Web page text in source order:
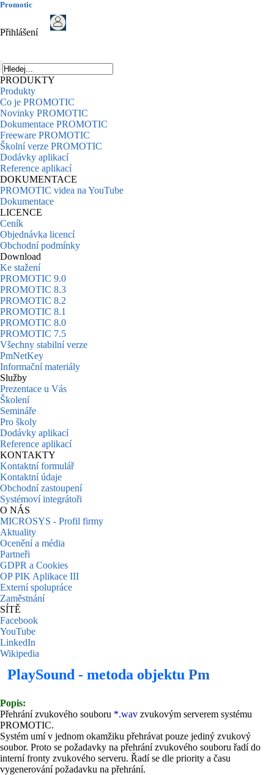
Promotic
Přihlášení
PRODUKTY
Produkty
Co je PROMOTIC
Novinky PROMOTIC
Dokumentace PROMOTIC
Freeware PROMOTIC
Školní verze PROMOTIC
Dodávky aplikací
Reference aplikací
DOKUMENTACE
PROMOTIC videa na YouTube
Dokumentace
LICENCE
Ceník
Objednávka licencí
Obchodní podmínky
Download
Ke stažení
PROMOTIC 9.0
PROMOTIC 8.3
PROMOTIC 8.2
PROMOTIC 8.1
PROMOTIC 8.0
PROMOTIC 7.5
Všechny stabilní verze
PmNetKey
Informační materiály
Služby
Prezentace u Vás
Školení
Semináře
Pro školy
Dodávky aplikací
Reference aplikací
KONTAKTY
Kontaktní formulář
Kontaktní údaje
Obchodní zastoupení
Systémoví integrátoři
O NÁS
MICROSYS - Profil firmy
Aktuality
Ocenění a média
Partneři
GDPR a Cookies
OP PIK Aplikace III
Externí spolupráce
Zaměstnání
SÍTĚ
Facebook
YouTube
LinkedIn
Wikipedia
PlaySound - metoda objektu Pm
Popis:
Přehrání zvukového souboru *.wav zvukovým serverem systému
PROMOTIC.
Systém umí v jednom okamžiku přehrávat pouze jediný zvukový
soubor. Proto se požadavky na přehrání zvukového souboru řadí do
interní fronty zvukového serveru. Řadí se dle priority a času
vygenerování požadavku na přehrání.